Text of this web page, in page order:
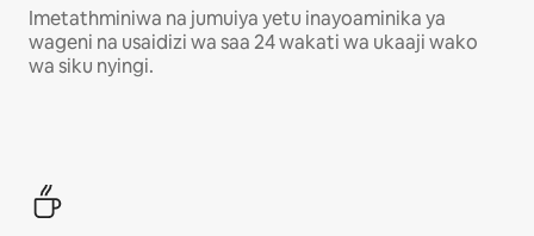
Imetathminiwa na jumuiya yetu inayoaminika ya
wageni na usaidizi wa saa 24 wakati wa ukaaji wako
wa siku nyingi.